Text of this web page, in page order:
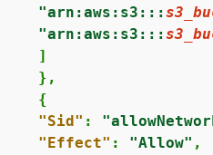
"arn:aws:s3:::
"arn:aws:s3:::
    ]
    },
{
"Sid" :
"Effect" : "Allow" ,